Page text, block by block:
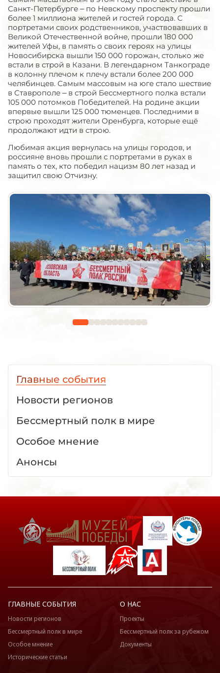
Санкт-Петербурге – по Невскому проспекту прошли
более 1 миллиона жителей и гостей города. С
портретами своих родственников, участвовавших в
Великой Отечественной войне, прошли 180 000
жителей Уфы, в память о своих героях на улицы
Новосибирска вышли 150 000 горожан, столько же
встали в строй в Казани. В легендарном Танкограде
в колонну плечом к плечу встали более 200 000
челябинцев. Самым массовым на юге стало шествие
в Ставрополе – в строй Бессмертного полка встали
105 000 потомков Победителей. На родине акции
впервые вышли 125 000 тюменцев. Последними в
строю проходят жители Оренбурга, которые ещё
продолжают идти в строю.
Любимая акция вернулась на улицы городов, и
россияне вновь прошли с портретами в руках в
память о тех, кто победил нацизм 80 лет назад и
защитил свою Отчизну.
Главные события
Новости регионов
Бессмертный полк в мире
Особое мнение
Анонсы
ГЛАВНЫЕ СОБЫТИЯ
Новости регионов
Бессмертный полк в мире
Особое мнение
Исторические статьи
О НАС
Проекты
Бессмертный полк за рубежом
Документы